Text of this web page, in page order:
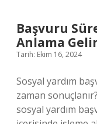
Başvuru
Anlama
Tarih: Ekim 16, 2024
Sosyal yardım
zaman
sosyal yardım